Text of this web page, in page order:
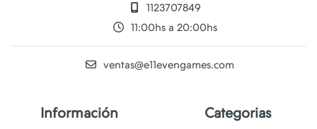
1123707849
11:00hs a 20:00hs
ventas@e11evengames.com
Información Categorias